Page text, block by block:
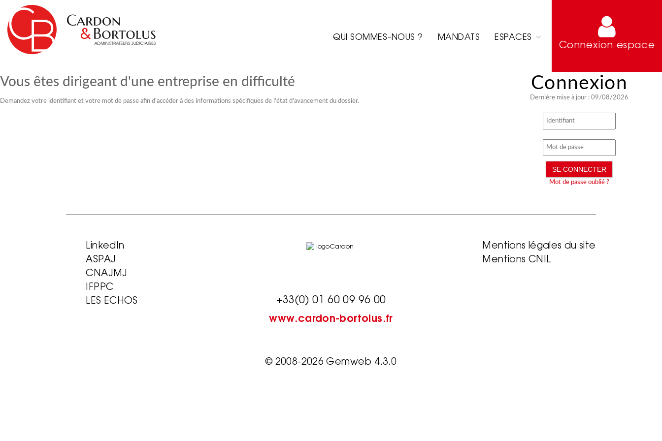
QUI SOMMES-NOUS ? MANDATS ESPACES
Connexion espace
Dernière mise à jour : 09/08/2026
Mot de passe oublié ?
Vous êtes dirigeant d'une entreprise en difficulté
Demandez votre identifiant et votre mot de passe afin d'accéder à des informations spécifiques de l'état d'avancement du dossier.
LinkedIn
ASPAJ
CNAJMJ
IFPPC
LES ECHOS
+33(0) 01 60 09 96 00
www.cardon-bortolus.fr
Mentions légales du site
Mentions CNIL
© 2008-2026 Gemweb 4.3.0